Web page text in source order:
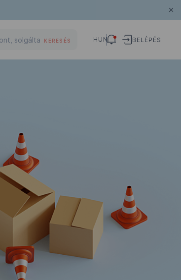
KERESÉS HUN BELÉPÉS